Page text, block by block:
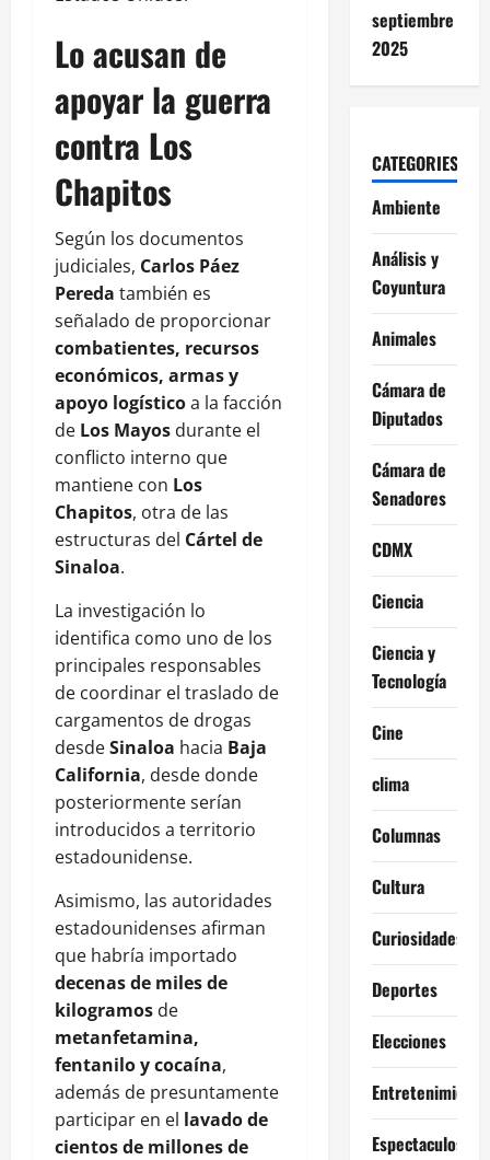
Lo acusan de
apoyar la guerra
contra Los
Chapitos
Según los documentos
judiciales, Carlos Páez
Pereda también es
señalado de proporcionar
combatientes, recursos
económicos, armas y
apoyo logísticoa la facción
de Los Mayos durante el
conflicto interno que
mantiene con Los
Chapitos, otra de las
estructuras del Cártel de
Sinaloa.
La investigación lo
identifica como uno de los
principales responsables
de coordinar el traslado de
cargamentos de drogas
desdeSinaloa hacia Baja
California, desde donde
posteriormente serían
introducidos a territorio
estadounidense.
Asimismo, las autoridades
estadounidenses afirman
que habría importado
decenas de miles de
kilogramos de
metanfetamina,
fentanilo y cocaína,
además de presuntamente
participar en el lavado de
cientos de millones de
septiembre
2025
CATEGORIES
Ambiente
Análisis y
Coyuntura
Animales
Cámara de
Diputados
Cámara de
Senadores
CDMX
Ciencia
Ciencia y
Tecnología
Cine
clima
Columnas
Cultura
Curiosidades
Deportes
Elecciones
Entretenimiento
Espectaculos